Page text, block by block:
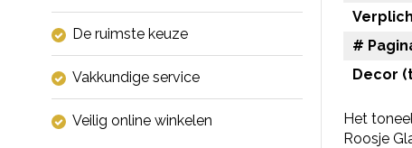
De ruimste keuze
Vakkundige service
Veilig online winkelen
#
Decor
Het
Roosje